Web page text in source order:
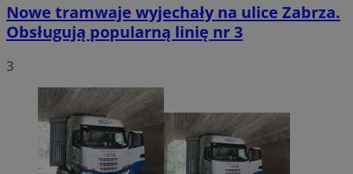
Nowe tramwaje wyjechały na ulice Zabrza.
Obsługują popularną linię nr 3
3